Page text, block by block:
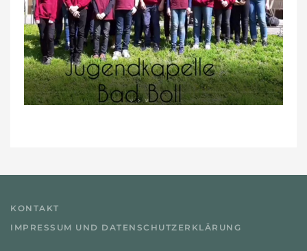
KONTAKT
IMPRESSUM UND DATENSCHUTZERKLÄRUNG